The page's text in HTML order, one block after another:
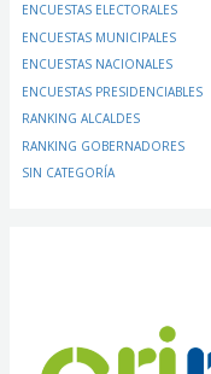
ENCUESTAS ELECTORALES
ENCUESTAS MUNICIPALES
ENCUESTAS NACIONALES
ENCUESTAS PRESIDENCIABLES
RANKING ALCALDES
RANKING GOBERNADORES
SIN CATEGORÍA